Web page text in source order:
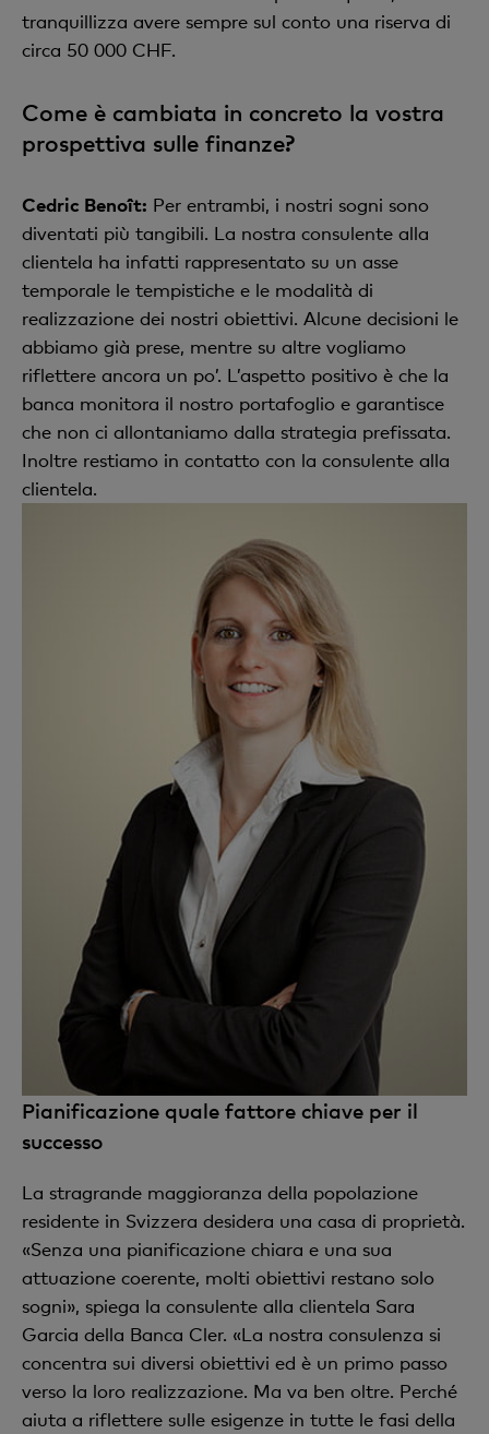
tranquillizza avere sempre sul conto una riserva di
circa 50 000 CHF.
Come è cambiata in concreto la vostra
prospettiva sulle finanze?
Cedric Benoît: Per entrambi, i nostri sogni sono
diventati più tangibili. La nostra consulente alla
clientela ha infatti rappresentato su un asse
temporale le tempistiche e le modalità di
realizzazione dei nostri obiettivi. Alcune decisioni le
abbiamo già prese, mentre su altre vogliamo
riflettere ancora un po’. L’aspetto positivo è che la
banca monitora il nostro portafoglio e garantisce
che non ci allontaniamo dalla strategia prefissata.
Inoltre restiamo in contatto con la consulente alla
clientela.
Pianificazione quale fattore chiave per il
successo
La stragrande maggioranza della popolazione
residente in Svizzera desidera una casa di proprietà.
«Senza una pianificazione chiara e una sua
attuazione coerente, molti obiettivi restano solo
sogni», spiega la consulente alla clientela Sara
Garcia della Banca Cler. «La nostra consulenza si
concentra sui diversi obiettivi ed è un primo passo
verso la loro realizzazione. Ma va ben oltre. Perché
aiuta a riflettere sulle esigenze in tutte le fasi della